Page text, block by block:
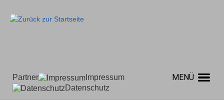
Partner
Impressum
Datenschutz